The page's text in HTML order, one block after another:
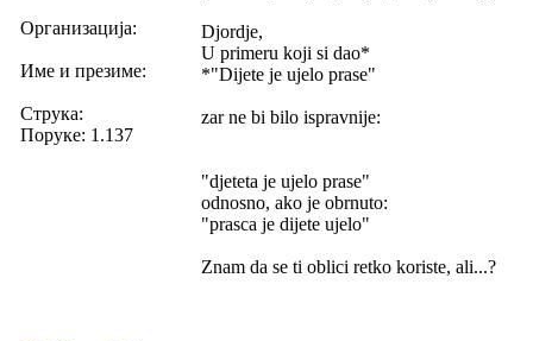
Организација:
Име и презиме:
Струка:
Поруке: 1.137
Djordje,
U primeru koji si dao*
*"Dijete je ujelo prase"
zar ne bi bilo ispravnije:
"djeteta je ujelo prase"
odnosno, ako je obrnuto:
"prasca je dijete ujelo"
Znam da se ti oblici retko koriste, ali...?